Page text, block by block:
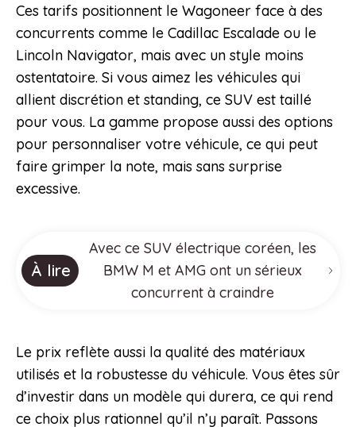
Ces tarifs positionnent le Wagoneer face à des
concurrents comme le Cadillac Escalade ou le
Lincoln Navigator, mais avec un style moins
ostentatoire. Si vous aimez les véhicules qui
allient discrétion et standing, ce SUV est taillé
pour vous. La gamme propose aussi des options
pour personnaliser votre véhicule, ce qui peut
faire grimper la note, mais sans surprise
excessive.
À lire
Avec ce SUV électrique coréen, les
BMW M et AMG ont un sérieux
concurrent à craindre
Le prix reflète aussi la qualité des matériaux
utilisés et la robustesse du véhicule. Vous êtes sûr
d’investir dans un modèle qui durera, ce qui rend
ce choix plus rationnel qu’il n’y paraît. Passons